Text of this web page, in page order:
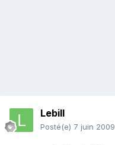
Lebill
Posté(e) 7 juin 2009